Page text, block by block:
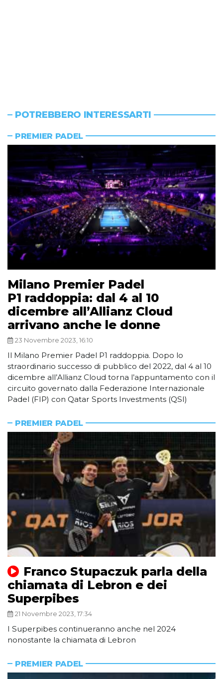
POTREBBERO INTERESSARTI
PREMIER PADEL
Milano Premier Padel
P1 raddoppia: dal 4 al 10
dicembre all’Allianz Cloud
arrivano anche le donne
23 Novembre 2023, 16:10
Il Milano Premier Padel P1 raddoppia. Dopo lo
straordinario successo di pubblico del 2022, dal 4 al 10
dicembre all’Allianz Cloud torna l’appuntamento con il
circuito governato dalla Federazione Internazionale
Padel (FIP) con Qatar Sports Investments (QSI)
PREMIER PADEL
Franco Stupaczuk parla della
chiamata di Lebron e dei
Superpibes
21 Novembre 2023, 17:34
I Superpibes continueranno anche nel 2024
nonostante la chiamata di Lebron
PREMIER PADEL